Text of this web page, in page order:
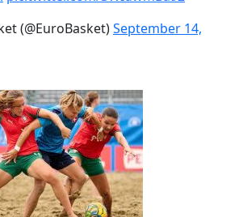
(@EuroBasket)September 14,